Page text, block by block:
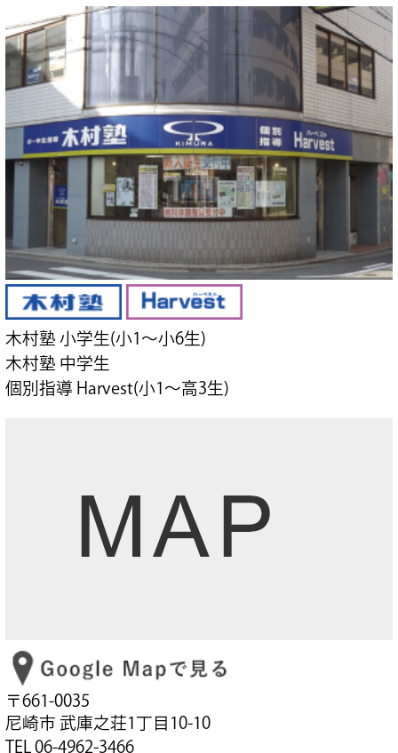
木村塾 小学生(小1～小6生)
木村塾 中学生
個別指導 Harvest(小1～高3生)
〒661-0035
尼崎市 武庫之荘1丁目10-10
TEL 06-4962-3466